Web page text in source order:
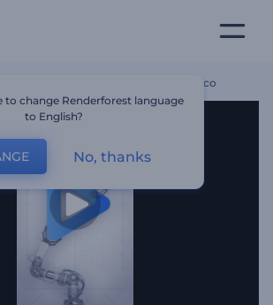
Do Logotipo Do Braço Robótico
to change Renderforest language
to English?
No, thanks